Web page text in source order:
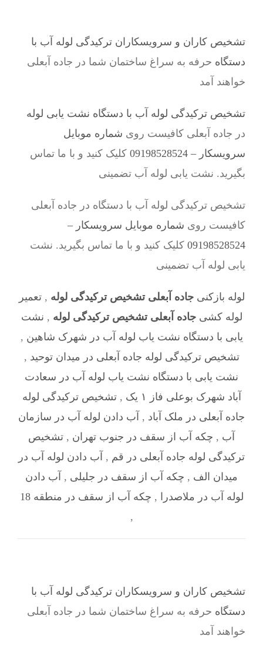
تشخیص کاران و سرویسکاران ترکیدگی لوله آب با
دستگاه حرفه به سراغ ساختمان شما در جاده آبعلی
خواهند آمد
تشخیص ترکیدگی لوله آب با دستگاه نشت یابی لوله
در جاده آبعلی کافیست روی شماره موبایل
سرویسکار – 09198528524
کلیک کنید و با ما تماس
بگیرید. نشت یابی لوله آب تضمینی
تشخیص ترکیدگی لوله آب با دستگاه در جاده آبعلی
کافیست روی شماره موبایل سرویسکار –
09198528524 کلیک کنید و با ما تماس بگیرید. نشت
یابی لوله آب تضمینی
لوله بازکنیجاده آبعلی تشخیص ترکیدگی لوله ,تعمیر
لوله کشیجاده آبعلی تشخیص ترکیدگی لوله , نشت
یابی با دستگاه نشت یاب لوله آب در شهرک شاهین ,
تشخیص ترکیدگی لوله جاده آبعلی در میدان توحید ,
نشت یابی با دستگاه نشت یاب لوله آب در سعادت
آباد شهرک بوعلی فاز ۱ یک
,تشخیص ترکیدگی لوله
جاده آبعلی در ملک آباد , آب دادن لوله آب در سازمان
آب , چکه آب از سقف در جنوب تهران , تشخیص
ترکیدگی لوله جاده آبعلی در قم , آب دادن لوله آب در
میدان الف , چکه آب از سقف در جلیلی , آب دادن
لوله آب در ملاصدرا
, چکه آب از سقف در منطقه 18
,
تشخیص کاران و سرویسکاران ترکیدگی لوله آب با
دستگاه حرفه به سراغ ساختمان شما در جاده آبعلی
خواهند آمد